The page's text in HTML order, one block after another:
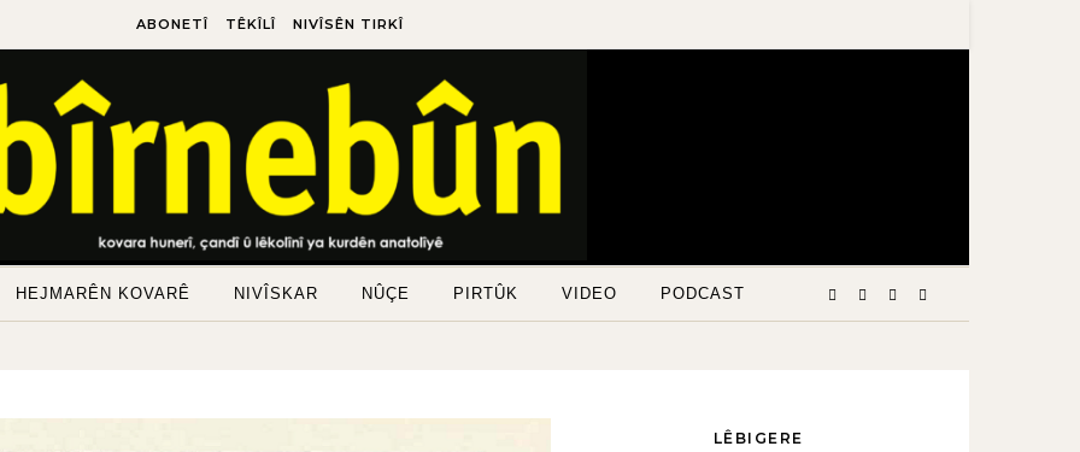
ABONETÎ TÊKÎLÎ NIVÎSÊN TIRKÎ
HEJMARÊN KOVARÊ NIVÎSKAR NÛÇE PIRTÛK VIDEO PODCAST
LÊBIGERE